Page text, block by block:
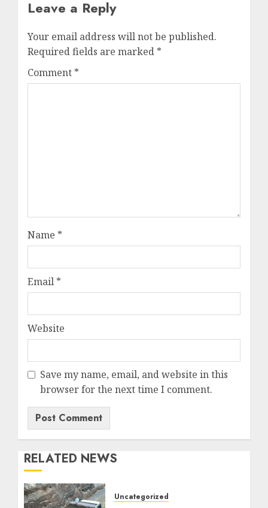
Leave a Reply
Your email address will not be published.
Required fields are marked *
Comment *
Name *
Email *
Website
Save my name, email, and website in this
browser for the next time I comment.
RELATED NEWS
Uncategorized